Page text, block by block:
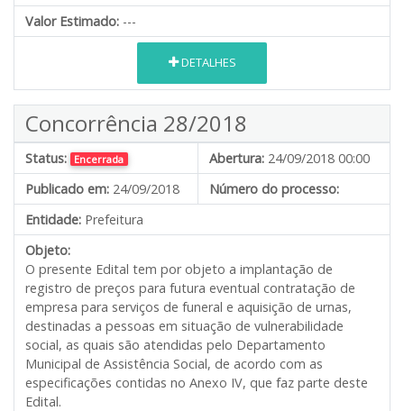
Valor Estimado: ---
DETALHES
Concorrência 28/2018
Status: Encerrada Abertura: 24/09/2018 00:00
Publicado em: 24/09/2018
Número do processo:
Entidade: Prefeitura
Objeto:
O presente Edital tem por objeto a implantação de
registro de preços para futura eventual contratação de
empresa para serviços de funeral e aquisição de urnas,
destinadas a pessoas em situação de vulnerabilidade
social, as quais são atendidas pelo Departamento
Municipal de Assistência Social, de acordo com as
especificações contidas no Anexo IV, que faz parte deste
Edital.